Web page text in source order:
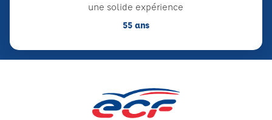
une solide expérience
55 ans